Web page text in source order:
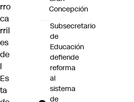
rro
ca
rril
es
de
l
Es
ta
Concepción
Subsecretario
de
Educación
defiende
reforma
al
sistema
de